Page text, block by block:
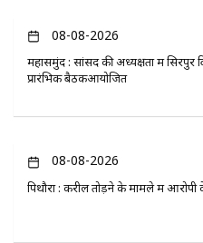
08-08-2026
महासमुंद : सांसद की अध्यक्षता में सिरपुर
प्रारंभिक बैठकआयोजित
08-08-2026
पिथौरा : करील तोड़ने के मामले में आरोपी